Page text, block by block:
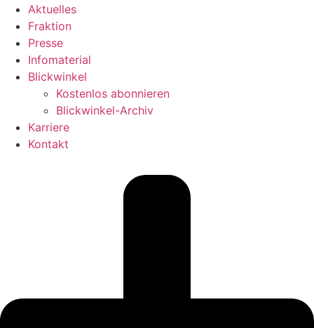
Aktuelles
Fraktion
Presse
Infomaterial
Blickwinkel
Kostenlos abonnieren
Blickwinkel-Archiv
Karriere
Kontakt